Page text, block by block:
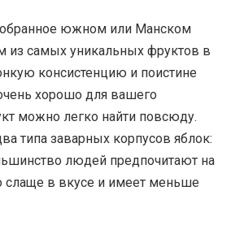
южном или Манском
из самых уникальных фруктов в
консистенцию и поистине
хорошо для вашего
можно легко найти повсюду.
типа заварных корпусов яблок:
людей предпочитают на
слаще в вкусе и имеет меньше